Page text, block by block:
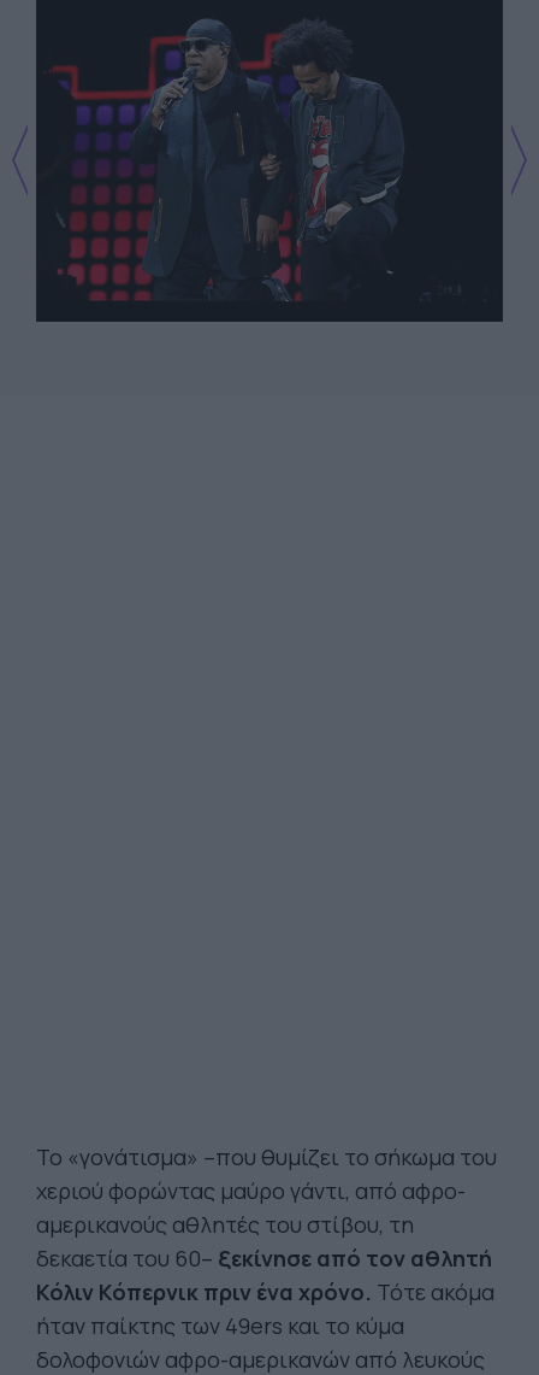
Το «γονάτισμα» –που θυμίζει το σήκωμα του
χεριού φορώντας μαύρο γάντι, από αφρο-
αμερικανούς αθλητές του στίβου, τη
δεκαετία του 60– ξεκίνησε από τον αθλητή
Κόλιν Κόπερνικ πριν ένα χρόνο. Τότε ακόμα
ήταν παίκτης των 49ers και το κύμα
δολοφονιών αφρο-αμερικανών από λευκούς